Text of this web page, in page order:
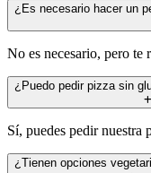
¿Es necesario hacer un
No es necesario, pero te
¿Puedo pedir pizza sin
Sí, puedes pedir nuestra
¿Tienen opciones